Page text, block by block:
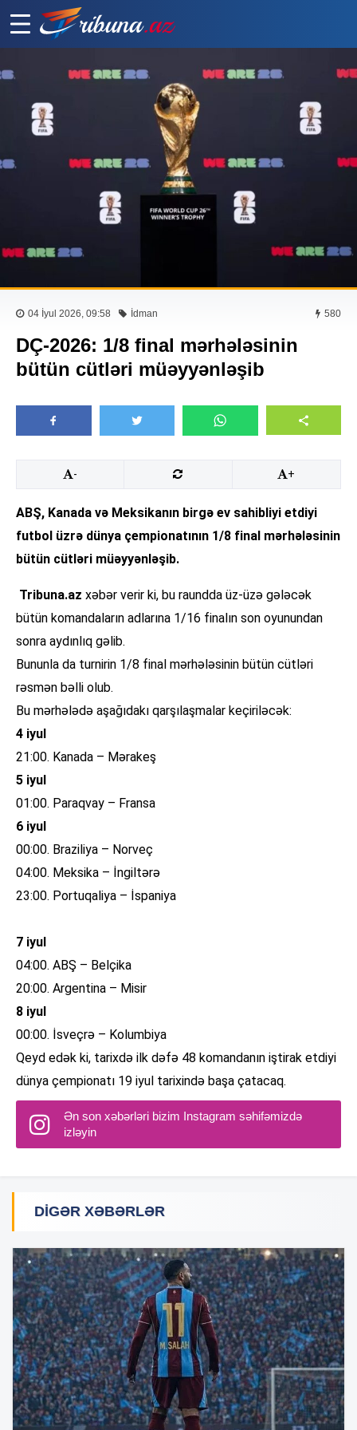
04 İyul 2026, 09:58 İdman 580
DÇ-2026: 1/8 final mərhələsinin
bütün cütləri müəyyənləşib
- +
ABŞ, Kanada və Meksikanın birgə ev sahibliyi etdiyi
futbol üzrə dünya çempionatının 1/8 final mərhələsinin
bütün cütləri müəyyənləşib.
Tribuna.az xəbər verir ki, bu raundda üz-üzə gələcək
bütün komandaların adlarına 1/16 finalın son oyunundan
sonra aydınlıq gəlib.
Bununla da turnirin 1/8 final mərhələsinin bütün cütləri
rəsmən bəlli olub.
Bu mərhələdə aşağıdakı qarşılaşmalar keçiriləcək:
4 iyul
21:00. Kanada – Mərakeş
5 iyul
01:00. Paraqvay – Fransa
6 iyul
00:00. Braziliya – Norveç
04:00. Meksika – İngiltərə
23:00. Portuqaliya – İspaniya
7 iyul
04:00. ABŞ – Belçika
20:00. Argentina – Misir
8 iyul
00:00. İsveçrə – Kolumbiya
Qeyd edək ki, tarixdə ilk dəfə 48 komandanın iştirak etdiyi
dünya çempionatı 19 iyul tarixində başa çatacaq.
Ən son xəbərləri bizim Instagram səhifəmizdə
izləyin
DIGƏR XƏBƏRLƏR